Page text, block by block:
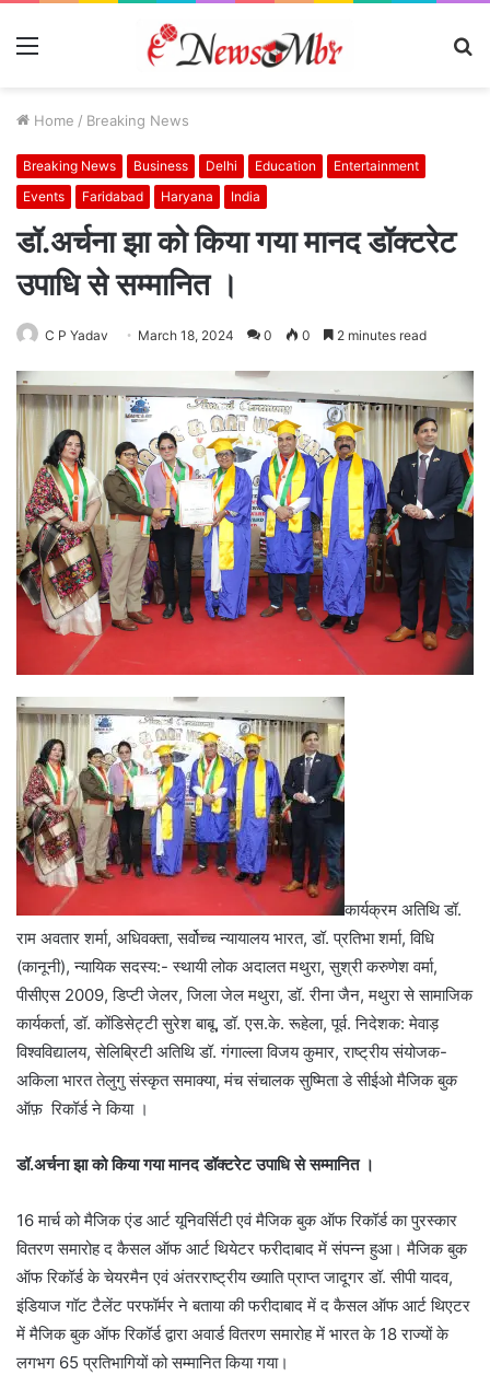
Menu
Home / Breaking News
Breaking News Business Delhi Education
Entertainment
Events
Faridabad Haryana India
डॉ.अर्चना झा को किया गया मानद डॉक्टरेट
उपाधि से सम्मानित ।
C P Yadav March 18, 2024 0 0 2 minutes read
कार्यक्रम अतिथि डॉ.
राम अवतार शर्मा, अधिवक्ता, सर्वोच्च न्यायालय भारत, डॉ. प्रतिभा शर्मा, विधि
(कानूनी), न्यायिक सदस्य:- स्थायी लोक अदालत मथुरा, सुश्री करुणेश वर्मा,
पीसीएस 2009, डिप्टी जेलर, जिला जेल मथुरा, डॉ. रीना जैन, मथुरा से सामाजिक
कार्यकर्ता, डॉ. कोंडिसेट्टी सुरेश बाबू, डॉ. एस.के. रूहेला, पूर्व. निदेशक: मेवाड़
विश्वविद्यालय, सेलिब्रिटी अतिथि डॉ. गंगाल्ला विजय कुमार, राष्ट्रीय संयोजक-
अकिला भारत तेलुगु संस्कृत समाक्या, मंच संचालक सुष्मिता डे सीईओ मैजिक बुक
ऑफ़ रिकॉर्ड ने किया ।
डॉ.अर्चना झा को किया गया मानद डॉक्टरेट उपाधि से सम्मानित ।
16 मार्च को मैजिक एंड आर्ट यूनिवर्सिटी एवं मैजिक बुक ऑफ रिकॉर्ड का पुरस्कार
वितरण समारोह द कैसल ऑफ आर्ट थियेटर फरीदाबाद में संपन्न हुआ। मैजिक बुक
ऑफ रिकॉर्ड के चेयरमैन एवं अंतरराष्ट्रीय ख्याति प्राप्त जादूगर डॉ. सीपी यादव,
इंडियाज गॉट टैलेंट परफॉर्मर ने बताया की फरीदाबाद में द कैसल ऑफ आर्ट थिएटर
में मैजिक बुक ऑफ रिकॉर्ड द्वारा अवार्ड वितरण समारोह में भारत के 18 राज्यों के
लगभग 65 प्रतिभागियों को सम्मानित किया गया।